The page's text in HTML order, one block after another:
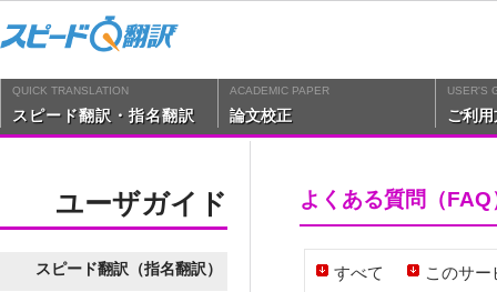
QUICK TRANSLATION
スピード翻訳・指名翻訳
ACADEMIC PAPER
論文校正
USER'S
ご利
ユーザガイド
スピード翻訳（指名翻訳）
よくある質問（FAQ
すべて このサー